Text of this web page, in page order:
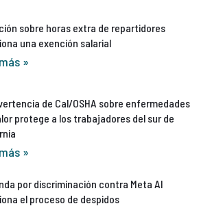
sobre horas extra de repartidores
una exención salarial
»
de Cal/OSHA sobre enfermedades
protege a los trabajadores del sur de
»
por discriminación contra Meta AI
el proceso de despidos